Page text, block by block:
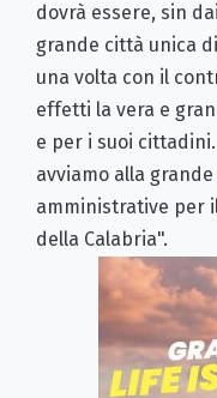
dovrà essere, sin
grande città unica di
una volta con il
effetti la vera e
e per i suoi
avviamo alla
amministrative per
della Calabria".